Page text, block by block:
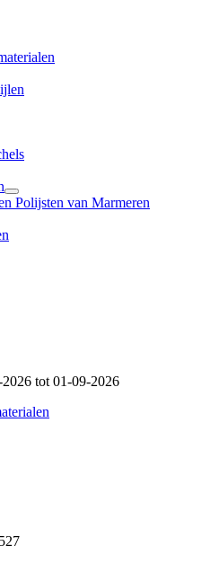
Polijsten van Marmeren
tot 01-09-2026